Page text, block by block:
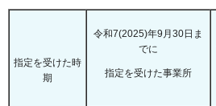
指定を受けた時
期
令和7(2025)年9月30日ま
でに
指定を受けた事業所